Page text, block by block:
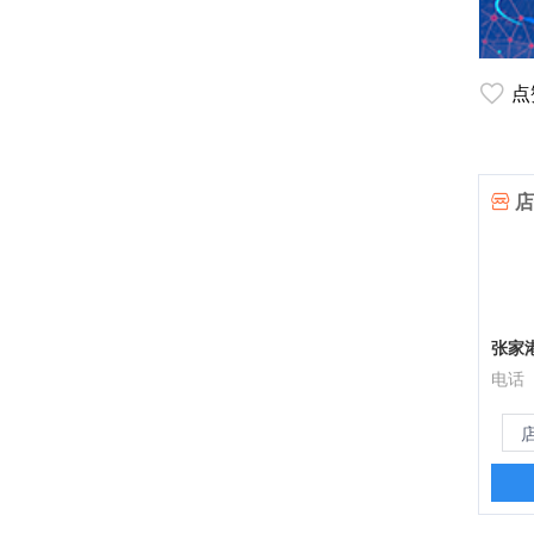
张家
电话